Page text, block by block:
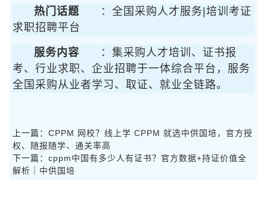
热门话题
：全国采购人才服务|培训考证
求职招聘平台
服务内容
：集采购人才培训、证书报
考、行业求职、企业招聘于一体综合平台，服务
全国采购从业者学习、取证、就业全链路。
上一篇： CPPM 网校？线上学 CPPM 就选中供国培，官方授
权、随报随学、通关率高
下一篇： cppm中国有多少人有证书？官方数据+持证价值全
解析｜中供国培